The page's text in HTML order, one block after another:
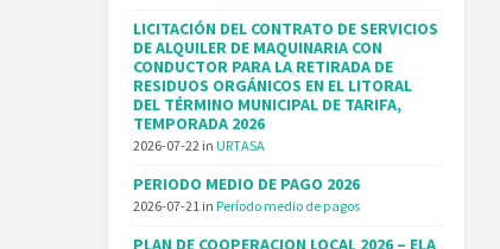
LICITACIÓN DEL CONTRATO DE SERVICIOS
DE ALQUILER DE MAQUINARIA CON
CONDUCTOR PARA LA RETIRADA DE
RESIDUOS ORGÁNICOS EN EL LITORAL
DEL TÉRMINO MUNICIPAL DE TARIFA,
TEMPORADA 2026
2026-07-22 inURTASA
PERIODO MEDIO DE PAGO 2026
2026-07-21 inPeríodo medio de pagos
PLAN DE COOPERACION LOCAL 2026 – ELA